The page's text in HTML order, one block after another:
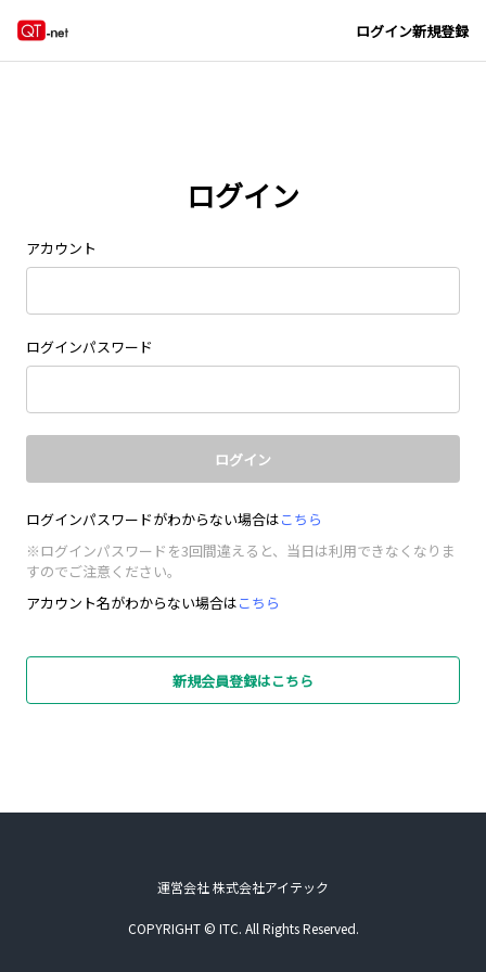
ログイン新規登録
ログイン
アカウント
ログインパスワード
ログイン
ログインパスワードがわからない場合はこちら
※ログインパスワードを3回間違えると、当日は利用できなくなりま
すのでご注意ください。
アカウント名がわからない場合はこちら
新規会員登録はこちら
運営会社 株式会社アイテック
COPYRIGHT © ITC. All Rights Reserved.